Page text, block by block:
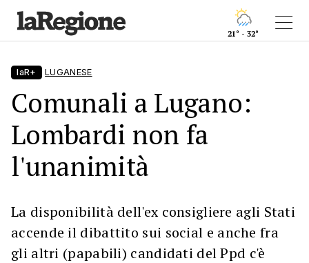
21° - 32°
laR+ LUGANESE
Comunali a Lugano:
Lombardi non fa
l'unanimità
La disponibilità dell'ex consigliere agli Stati
accende il dibattito sui social e anche fra
gli altri (papabili) candidati del Ppd c'è